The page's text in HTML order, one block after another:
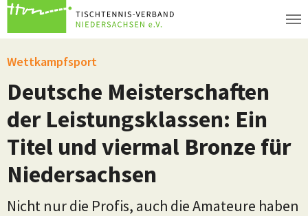
Zum Hauptinhalt springen
Wettkampfsport
Deutsche Meisterschaften
der Leistungsklassen: Ein
Titel und viermal Bronze für
Niedersachsen
Nicht nur die Profis, auch die Amateure haben